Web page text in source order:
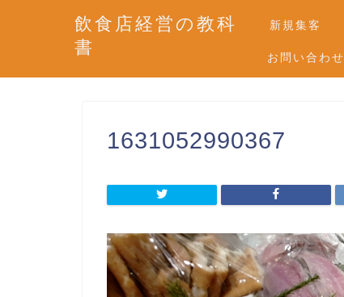
飲食店経営の教科
書
新規集客
お問い合わせ
1631052990367